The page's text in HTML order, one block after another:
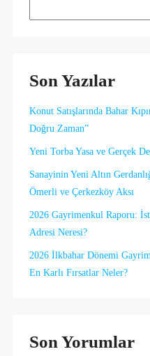
Son Yazılar
Konut Satışlarında Bahar
Doğru Zaman”
Yeni Torba Yasa ve Gerçek
Sanayinin Yeni Altın
Ömerli ve Çerkezköy Aksı
2026 Gayrimenkul Raporu:
Adresi Neresi?
2026 İlkbahar Dönemi
En Karlı Fırsatlar Neler?
Son Yorumlar